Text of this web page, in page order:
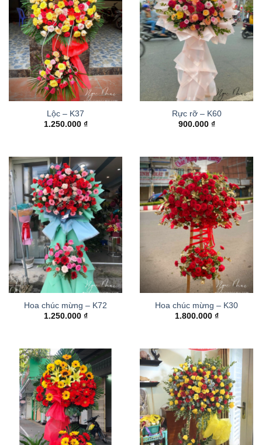
Lộc – K37
1.250.000 ₫
Rực rỡ – K60
900.000 ₫
Hoa chúc mừng – K72
1.250.000 ₫
Hoa chúc mừng – K30
1.800.000 ₫